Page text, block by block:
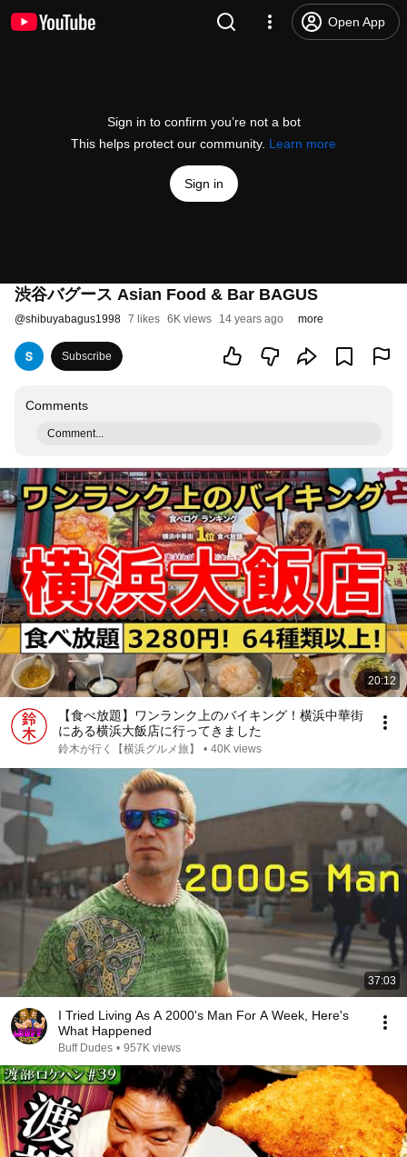
Open App
Sign in to confirm you’re not a bot
This helps protect our community. Learn more
Sign in
渋谷バグース Asian Food & Bar BAGUS
@shibuyabagus1998 7 likes 6K views 14 years ago more
Subscribe
Comments
Comment...
20:12
【食べ放題】ワンランク上のバイキング！横浜中華街
にある横浜大飯店に行ってきました
鈴木が行く【横浜グルメ旅】 • 40K views
37:03
I Tried Living As A 2000's Man For A Week, Here's
What Happened
Buff Dudes • 957K views